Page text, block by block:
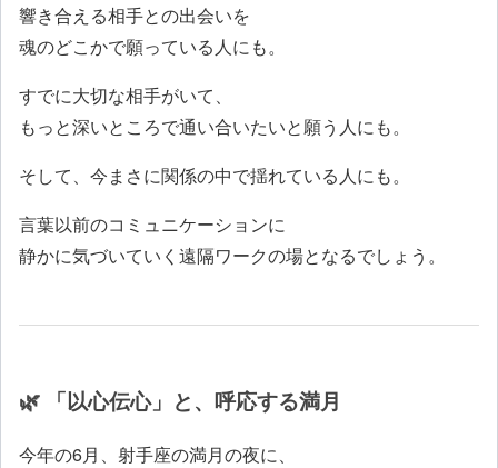
響き合える相手との出会いを
魂のどこかで願っている人にも。
すでに大切な相手がいて、
もっと深いところで通い合いたいと願う人にも。
そして、今まさに関係の中で揺れている人にも。
言葉以前のコミュニケーションに
静かに気づいていく遠隔ワークの場となるでしょう。
🌿 「以心伝心」と、呼応する満月
今年の6月、射手座の満月の夜に、